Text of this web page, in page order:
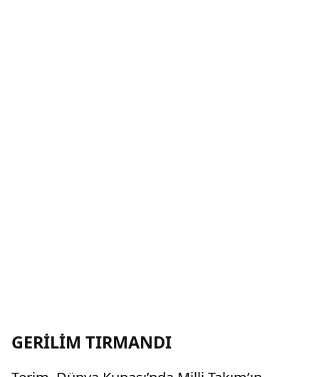
GERİLİM TIRMANDI